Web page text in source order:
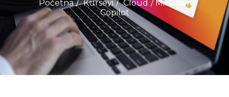
Početna / Kursevi / Cloud / Microsoft
Copilot